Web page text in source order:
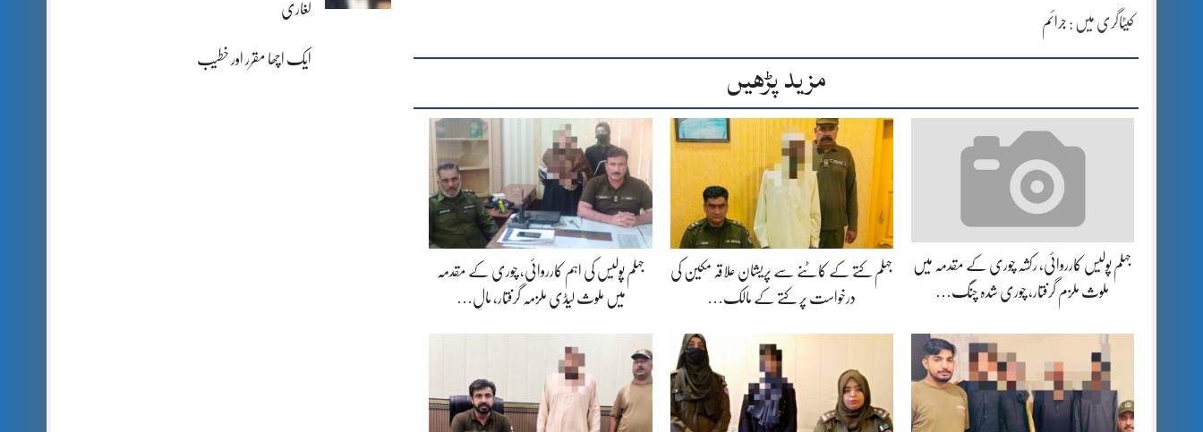
لغاری
ایک اچھا مقرر اور خطیب
کیٹاگری میں : جرائم
مزید پڑھیں
جہلم پولیس کارروائی، رکشہ چوری کے مقدمہ میں
ملوث ملزم گرفتار، چوری شدہ چنگ…
جہلم کتے کے کاٹنے سے پریشان علاقہ مکین کی
درخواست پر کتے کے مالک…
جہلم پولیس کی اہم کارروائی، چوری کے مقدمہ
میں ملوث لیڈی ملزمہ گرفتار، مالِ…